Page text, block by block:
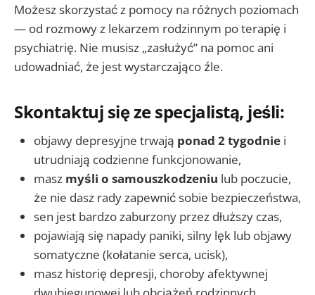
Możesz skorzystać z pomocy na różnych poziomach
— od rozmowy z lekarzem rodzinnym po terapię i
psychiatrię. Nie musisz „zasłużyć” na pomoc ani
udowadniać, że jest wystarczająco źle.
Skontaktuj się ze specjalistą, jeśli:
objawy depresyjne trwają ponad 2 tygodnie i
utrudniają codzienne funkcjonowanie,
masz myśli o samouszkodzeniu lub poczucie,
że nie dasz rady zapewnić sobie bezpieczeństwa,
sen jest bardzo zaburzony przez dłuższy czas,
pojawiają się napady paniki, silny lęk lub objawy
somatyczne (kołatanie serca, ucisk),
masz historię depresji, choroby afektywnej